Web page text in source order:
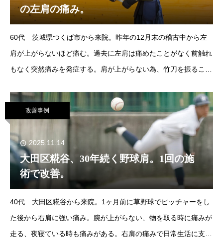
の左肩の痛み。
60代 茨城県つくば市から来院。昨年の12月末の稽古中から左
肩が上がらないほど痛む。過去に左肩は痛めたことがなく前触れ
もなく突然痛みを発症する。肩が上がらない為、竹刀を振ること
ある為、早急に
改善事例
2025.11.14
大田区糀谷、30年続く野球肩。1回の施
術で改善。
40代 大田区糀谷から来院。1ヶ月前に草野球でピッチャーをし
た後から右肩に強い痛み。腕が上がらない、物を取る時に痛みが
走る、夜寝ている時も痛みがある。右肩の痛みで日常生活に支障